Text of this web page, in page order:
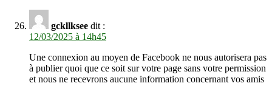
gckllksee dit :
12/03/2025 à 14h45
Une connexion au moyen de Facebook ne nous autorisera pas
à publier quoi que ce soit sur votre page sans votre permission
et nous ne recevrons aucune information concernant vos amis